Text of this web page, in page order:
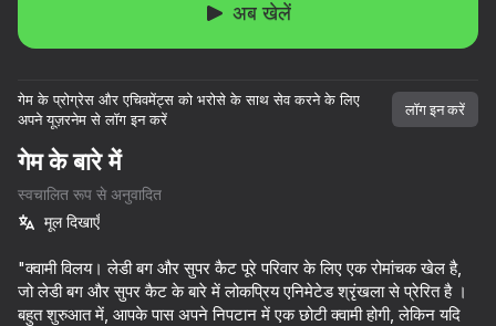
अब खेलें
गेम के प्रोग्रेस और एचिवमेंट्स को भरोसे के साथ सेव करने के लिए
अपने यूज़रनेम से लॉग इन करें
लॉग इन करें
गेम के बारे में
स्वचालित रूप से अनुवादित
मूल दिखाएँ
"क्वामी विलय। लेडी बग और सुपर कैट पूरे परिवार के लिए एक रोमांचक खेल है,
जो लेडी बग और सुपर कैट के बारे में लोकप्रिय एनिमेटेड श्रृंखला से प्रेरित है ।
बहुत शुरुआत में, आपके पास अपने निपटान में एक छोटी क्वामी होगी, लेकिन यदि